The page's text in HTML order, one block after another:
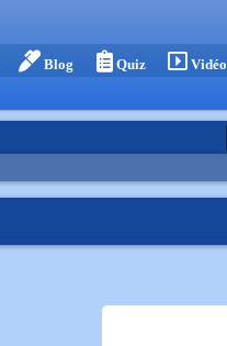
Blog Quiz Vidéo